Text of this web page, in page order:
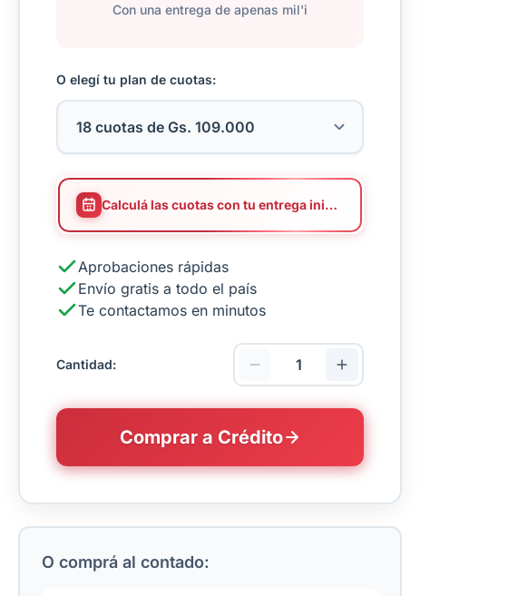
Con una entrega de apenas mil'i
O elegí tu plan de cuotas:
Calculá las cuotas con tu entrega inicial
Aprobaciones rápidas
Envío gratis a todo el país
Te contactamos en minutos
Cantidad:
Comprar a Crédito
O comprá al contado: